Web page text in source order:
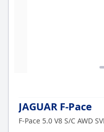
JAGUAR F-Pace
F-Pace 5.0 V8 S/C AWD